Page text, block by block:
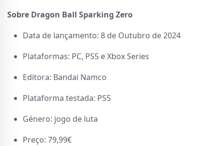
Sobre Dragon Ball Sparking Zero
Data de lançamento: 8 de Outubro de 2024
Plataformas: PC, PS5 e Xbox Series
Editora: Bandai Namco
Plataforma testada: PS5
Género: jogo de luta
Preço: 79,99€